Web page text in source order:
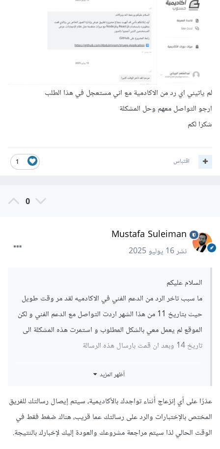
لم ياتيني اي رد من الاكادمية مع اني مستعجل في هذا الطلب
ارجو التواصل معهم وحل المشكلة
شكرا لكم
1 اقتباس
0
Mustafa Suleiman
نشر16 يوليو 2025
السلام عليكم
ما سبب تاخر الرد من الدعم الفني في الاكادميه لقد مر وقت طويل
حيث بتاريخ 11 من هذا الشهر اردت التواصل مع الدعم الفني و لكن
الموقع لم يعمل معي بالشكل المطلوب و استمرت هذه المشكلة الى
تاريخ 14 وبعد ان قمت بارسال هذه الرسالة
لم ياتيني اي رد من الاكادمية مع اني مستعجل في هذا الطلب
ارجو التواصل معهم وحل المشكلة
شكرا لكم
أظهر المزيد
عذرًا على أي إنزعاج أثناء تواجدك بالأكاديمية، سيتم إيصال رسالتك للفريق
المختص بالإختبارات والرد على رسالتك عما قريب، هناك ضغط فقط في
الوقت الحالي لذا سيتم مراجعة مشروعك والعودة إليك لإخبارك بالنتيجة.